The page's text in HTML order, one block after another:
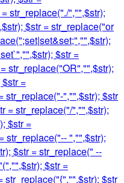
str_replace("./","",$str);
$str = str_replace("or
$str =
str_replace("OR","",$str);
=
str_replace("-","",$str); $str
= str_replace("/","",$str);
$str =
str_replace("-- ","",$str);
$str = str_replace(" --
$str =
str_replace("{","",$str); $str